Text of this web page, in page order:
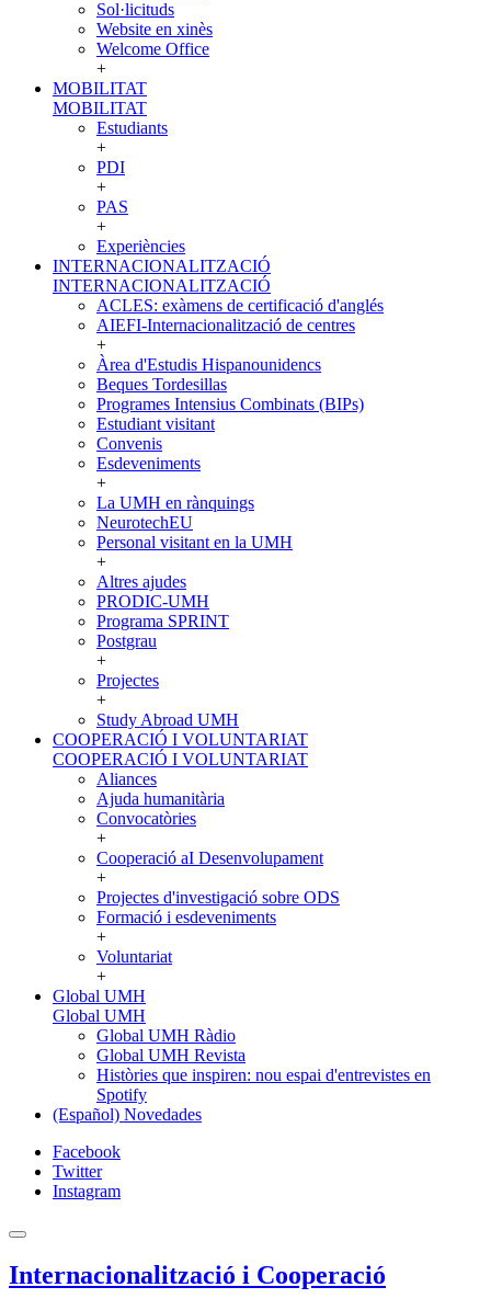
Sol·licituds
Website en xinès
Welcome Office
+
MOBILITAT
MOBILITAT
Estudiants
+
PDI
+
PAS
+
Experiències
INTERNACIONALITZACIÓ
INTERNACIONALITZACIÓ
ACLES: exàmens de certificació d'anglés
AIEFI-Internacionalització de centres
+
Àrea d'Estudis Hispanounidencs
Beques Tordesillas
Programes Intensius Combinats (BIPs)
Estudiant visitant
Convenis
Esdeveniments
+
La UMH en rànquings
NeurotechEU
Personal visitant en la UMH
+
Altres ajudes
PRODIC-UMH
Programa SPRINT
Postgrau
+
Projectes
+
Study Abroad UMH
COOPERACIÓ I VOLUNTARIAT
COOPERACIÓ I VOLUNTARIAT
Aliances
Ajuda humanitària
Convocatòries
+
Cooperació aI Desenvolupament
+
Projectes d'investigació sobre ODS
Formació i esdeveniments
+
Voluntariat
+
Global UMH
Global UMH
Global UMH Ràdio
Global UMH Revista
Històries que inspiren: nou espai d'entrevistes en
Spotify
(Español) Novedades
Facebook
Twitter
Instagram
Internacionalització i Cooperació